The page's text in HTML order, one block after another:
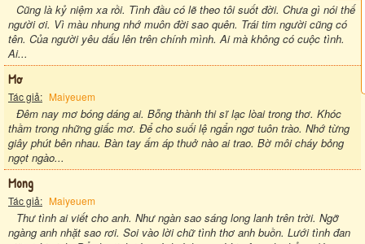
Cũng là kỷ niệm xa rồi. Tình đầu có lẽ theo tôi suốt đời. Chưa gì nói thế
người ơi. Vì màu nhung nhớ muôn đời sao quên. Trái tim người cũng có
tên. Của người yêu dấu lên trên chính mình. Ai mà không có cuộc tình.
Ai...
Mơ
Tác giả: Maiyeuem
Đêm nay mơ bóng dáng ai. Bỗng thành thi sĩ lạc lòai trong thơ. Khóc
thầm trong những giấc mơ. Để cho suối lệ ngẩn ngơ tuôn trào. Nhớ từng
giây phút bên nhau. Bàn tay ấm áp thuở nào ai trao. Bờ môi cháy bỏng
ngọt ngào...
Mong
Tác giả: Maiyeuem
Thư tình ai viết cho anh. Như ngàn sao sáng long lanh trên trời. Ngỡ
ngàng anh nhặt sao rơi. Soi vào lời chữ tình thơ anh buồn. Lưới tình đan